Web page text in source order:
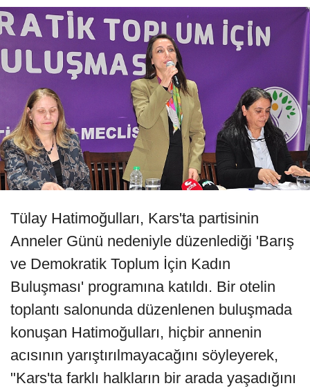
Tülay Hatimoğulları, Kars'ta partisinin
Anneler Günü nedeniyle düzenlediği 'Barış
ve Demokratik Toplum İçin Kadın
Buluşması' programına katıldı. Bir otelin
toplantı salonunda düzenlenen buluşmada
konuşan Hatimoğulları, hiçbir annenin
acısının yarıştırılmayacağını söyleyerek,
"Kars'ta farklı halkların bir arada yaşadığını